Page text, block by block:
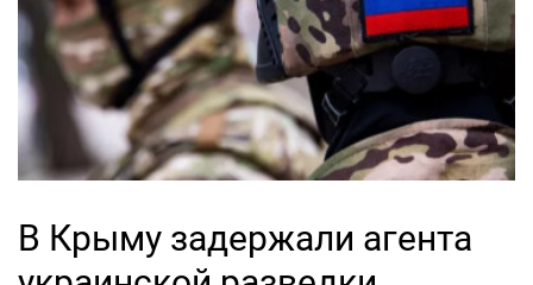
В Крыму задержали агента